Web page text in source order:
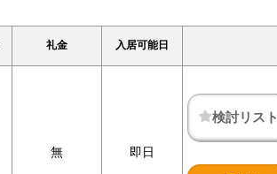
礼金 入居可能日
無 即日
検討リスト